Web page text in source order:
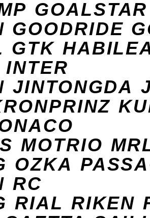
GOALSTAR
GOODRIDE
GTK
INTER
JINTONGDA
MOTRIO
OZKA
RC
RIAL RIKEN